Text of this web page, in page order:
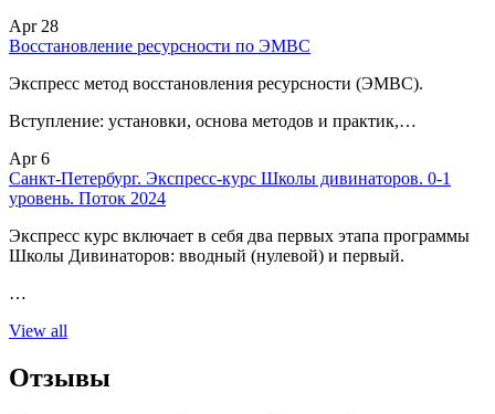
Apr 28
Восстановление ресурсности по ЭМВС
Экспресс метод восстановления ресурсности (ЭМВС).
Вступление: установки, основа методов и практик,…
Apr 6
Санкт-Петербург. Экспресс-курс Школы дивинаторов. 0-1
уровень. Поток 2024
Экспресс курс включает в себя два первых этапа программы
Школы Дивинаторов: вводный (нулевой) и первый.
…
View all
Отзывы